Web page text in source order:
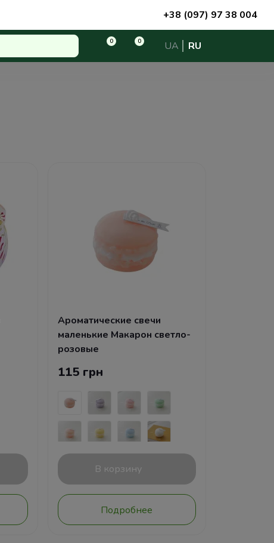
+38 (097) 97 38 004
0 0 UA RU
Ароматические свечи
маленькие Макарон светло-
розовые
115 грн
В корзину
Подробнее